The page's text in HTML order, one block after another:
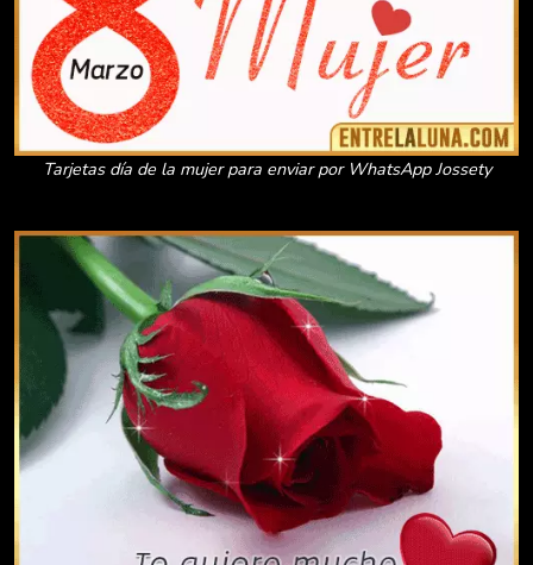
Tarjetas día de la mujer para enviar por WhatsApp Jossety